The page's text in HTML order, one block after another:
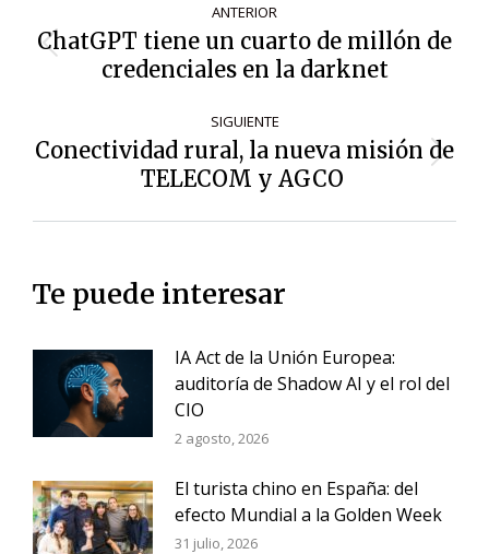
de
entradas
ANTERIOR
Entrada
anterior:
ChatGPT tiene un cuarto de millón de
credenciales en la darknet
SIGUIENTE
Siguiente
entrada:
Conectividad rural, la nueva misión de
TELECOM y AGCO
Te puede interesar
IA Act de la Unión Europea:
auditoría de Shadow AI y el rol del
CIO
2 agosto, 2026
El turista chino en España: del
efecto Mundial a la Golden Week
31 julio, 2026